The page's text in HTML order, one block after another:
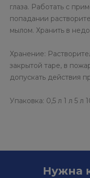
глаза. Работать с
попадании
мылом. Хранить в
Хранение:
закрытой таре, в
допускать действия
Упаковка: 0,5 л 1 л 5 л
Нужна